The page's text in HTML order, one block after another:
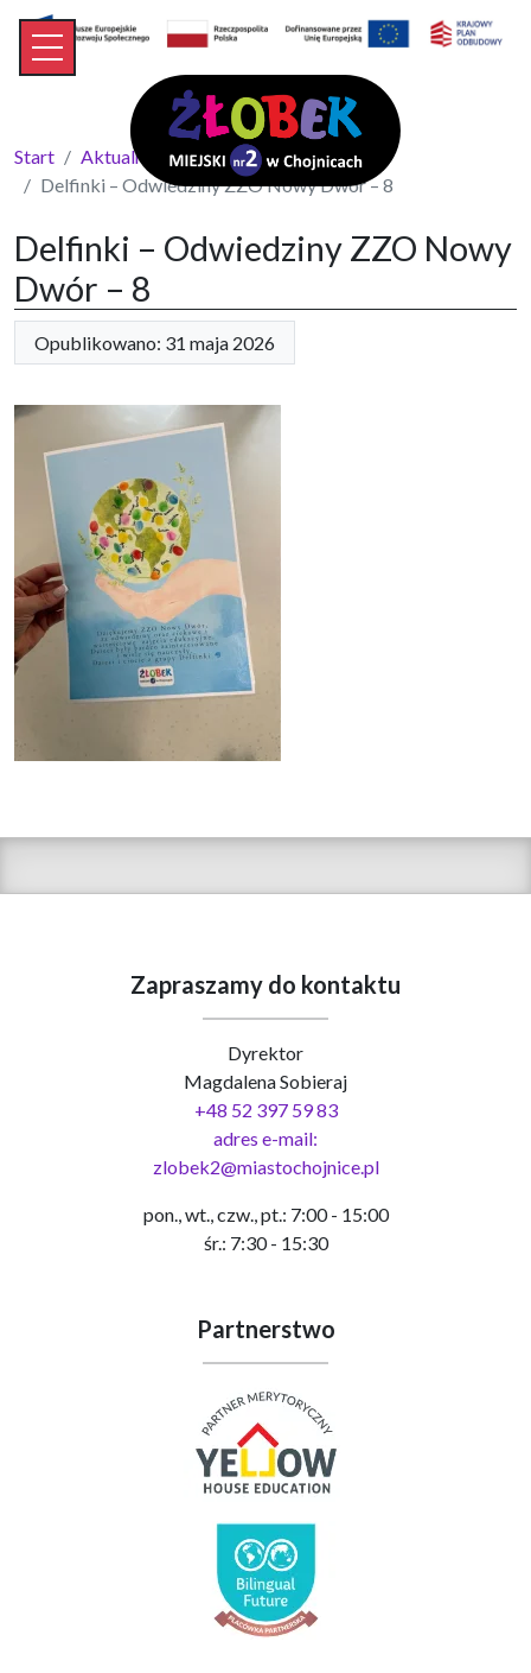
Start
Aktualności
Delfinki – Odwiedziny ZZO Nowy Dwór – 8
Delfinki – Odwiedziny ZZO Nowy
Dwór – 8
Opublikowano: 31 maja 2026
Zapraszamy do kontaktu
Dyrektor
Magdalena Sobieraj
+48 52 397 59 83
adres e-mail:
zlobek2@miastochojnice.pl
pon., wt., czw., pt.: 7:00 - 15:00
śr.: 7:30 - 15:30
Partnerstwo